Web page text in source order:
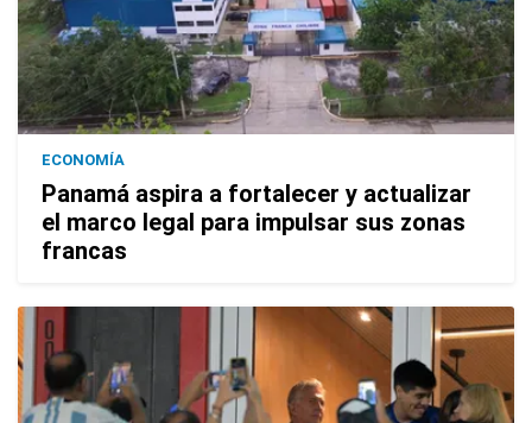
ECONOMÍA
Panamá aspira a fortalecer y actualizar
el marco legal para impulsar sus zonas
francas